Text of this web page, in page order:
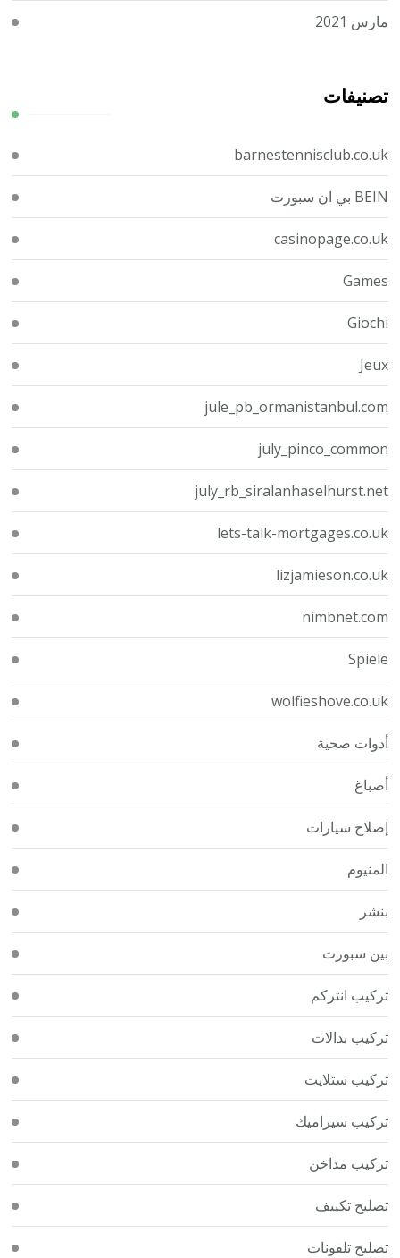
مارس 2021
تصنيفات
barnestennisclub.co.uk
BEIN بي ان سبورت
casinopage.co.uk
Games
Giochi
Jeux
jule_pb_ormanistanbul.com
july_pinco_common
july_rb_siralanhaselhurst.net
lets-talk-mortgages.co.uk
lizjamieson.co.uk
nimbnet.com
Spiele
wolfieshove.co.uk
أدوات صحية
أصباغ
إصلاح سيارات
المنيوم
بنشر
بين سبورت
تركيب انتركم
تركيب بدالات
تركيب ستلايت
تركيب سيراميك
تركيب مداخن
تصليح تكييف
تصليح تلفونات